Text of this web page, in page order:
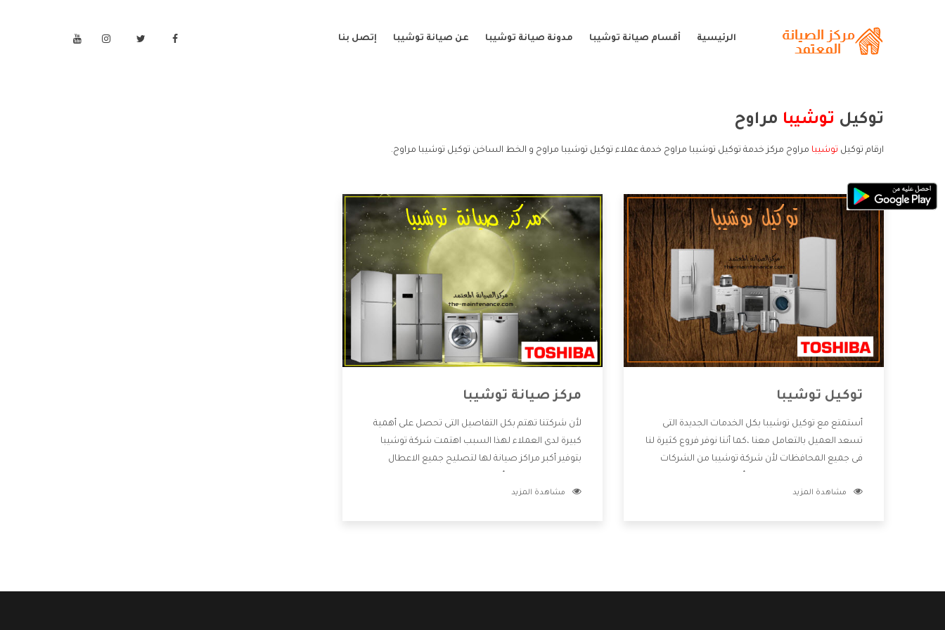
الرئيسية أقسام صيانة توشيبا مدونة صيانة توشيبا عن صيانة توشيبا إتصل بنا
توكيل توشيبا مراوح
ارقام توكيل توشيبا مراوح مركز خدمة توكيل توشيبا مراوح خدمة عملاء توكيل توشيبا مراوح و الخط الساخن توكيل توشيبا مراوح.
توكيل توشيبا
أستمتع مع توكيل توشيبا بكل الخدمات الجديدة التى
تسعد العميل بالتعامل معنا ،كما أننا نوفر فروع كثيرة لنا
فى جميع المحافظات لأن شركة توشيبا من الشركات
الأجهزة التى توفرها لكم كما أنها تهتم بالخدمات التى
مشاهدة المزيد
مركز صيانة توشيبا
لأن شركتنا تهتم بكل التفاصيل التى تحصل على أهمية
كبيرة لدى العملاء لهذا السبب اهتمت شركة توشيبا
بتوفير أكبر مراكز صيانة لها لتصليح جميع الاعطال
فنحن نقدم الافضل لكى نحافظ على مكانتنا وعلى
مشاهدة المزيد